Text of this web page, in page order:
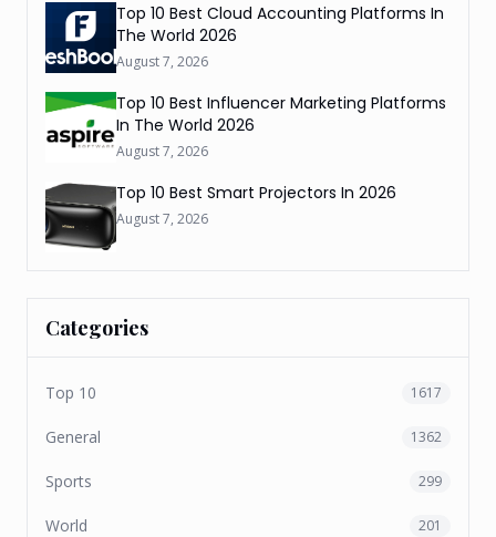
Top 10 Best Cloud Accounting Platforms In
The World 2026
August 7, 2026
Top 10 Best Influencer Marketing Platforms
In The World 2026
August 7, 2026
Top 10 Best Smart Projectors In 2026
August 7, 2026
Categories
Top 10 1617
General 1362
Sports 299
World 201